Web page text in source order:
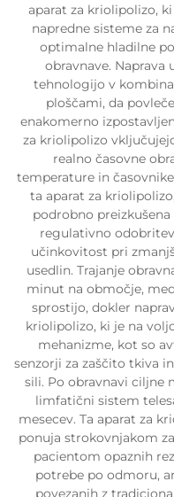
aparat za kriolipolizo,
napredne sisteme za
optimalne hladilne
obravnave. Naprava
tehnologijo v
ploščami, da
enakomerno
za kriolipolizo
realno časovne
temperature in
ta aparat za
podrobno
regulativno
učinkovitost pri
usedlin. Trajanje
minut na območje,
sprostijo, dokler
kriolipolizo, ki je na
mehanizme, kot so
senzorji za zaščito tkiva
sili. Po obravnavi ciljne
limfatični sistem
mesecev. Ta aparat za
ponuja strokovnjakom
pacientom opaznih
potrebe po odmoru,
povezanih z